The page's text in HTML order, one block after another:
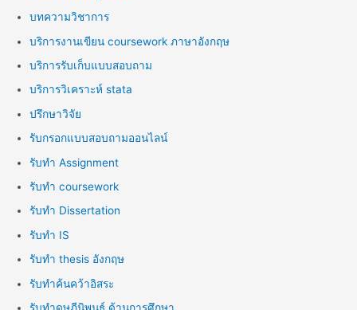
บทความวิชาการ
บริการงานเขียน coursework ภาษาอังกฤษ
บริการรับเก็บแบบสอบถาม
บริการวิเคราะห์ stata
ปรึกษาวิจัย
รับกรอกแบบสอบถามออนไลน์
รับทำ Assignment
รับทำ coursework
รับทำ Dissertation
รับทำ IS
รับทำ thesis อังกฤษ
รับทำค้นคว้าอิสระ